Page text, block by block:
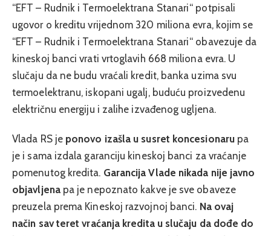
“EFT – Rudnik i Termoelektrana Stanari“ potpisali
ugovor o kreditu vrijednom 320 miliona evra, kojim se
“EFT – Rudnik i Termoelektrana Stanari“ obavezuje da
kineskoj banci vrati vrtoglavih 668 miliona evra. U
slučaju da ne budu vraćali kredit, banka uzima svu
termoelektranu, iskopani ugalj, buduću proizvedenu
električnu energiju i zalihe izvađenog ugljena.
Vlada RS je ponovo izašla u susret koncesionaru pa
je i sama izdala garanciju kineskoj banci za vraćanje
pomenutog kredita. Garancija Vlade nikada nije javno
objavljenapa je nepoznato kakve je sve obaveze
preuzela prema Kineskoj razvojnoj banci. Na ovaj
način sav teret vraćanja kredita u slučaju da dođe do